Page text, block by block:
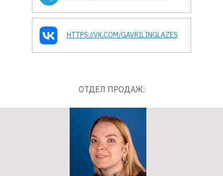
ОТДЕЛ ПРОДАЖ:
HTTPS://VK.COM/GAVRILINGLAZES